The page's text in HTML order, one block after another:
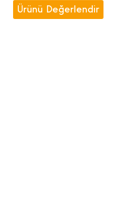
Ürünü Değerlendir